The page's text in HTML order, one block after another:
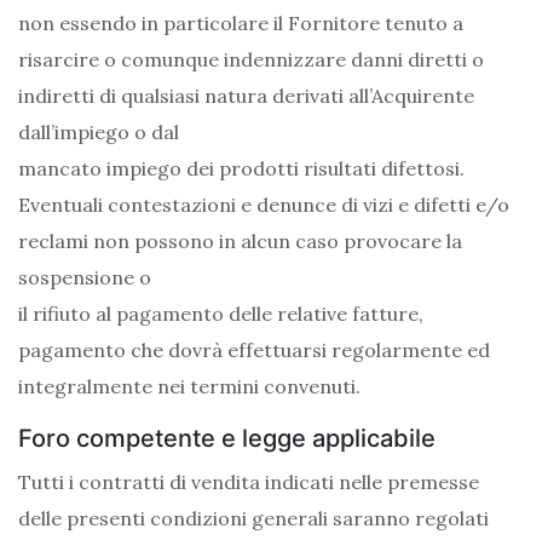
non essendo in particolare il Fornitore tenuto a
risarcire o comunque indennizzare danni diretti o
indiretti di qualsiasi natura derivati all’Acquirente
dall’impiego o dal
mancato impiego dei prodotti risultati difettosi.
Eventuali contestazioni e denunce di vizi e difetti e/o
reclami non possono in alcun caso provocare la
sospensione o
il rifiuto al pagamento delle relative fatture,
pagamento che dovrà effettuarsi regolarmente ed
integralmente nei termini convenuti.
Foro competente e legge applicabile
Tutti i contratti di vendita indicati nelle premesse
delle presenti condizioni generali saranno regolati